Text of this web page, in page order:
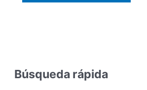
Búsqueda rápida